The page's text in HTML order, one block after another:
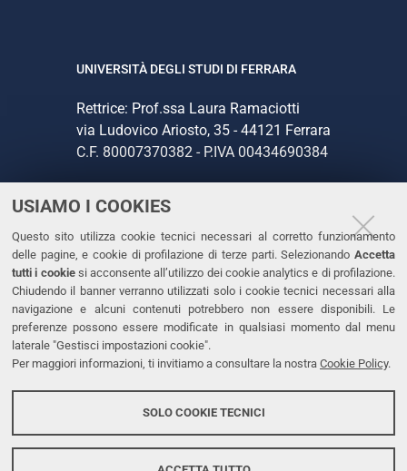
USIAMO I COOKIES
Questo sito utilizza cookie tecnici necessari al corretto funzionamento
delle pagine, e cookie di profilazione di terze parti. Selezionando Accetta
tutti i cookiesi acconsente all’utilizzo dei cookie analytics e di profilazione.
Chiudendo il banner verranno utilizzati solo i cookie tecnici necessari alla
navigazione e alcuni contenuti potrebbero non essere disponibili. Le
preferenze possono essere modificate in qualsiasi momento dal menu
laterale "Gestisci impostazioni cookie".
Per maggiori informazioni, ti invitiamo a consultare la nostra Cookie Policy.
SOLO COOKIE TECNICI
UNIVERSITÀ DEGLI STUDI DI FERRARA
Rettrice: Prof.ssa Laura Ramaciotti
via Ludovico Ariosto, 35 - 44121 Ferrara
C.F. 80007370382 - P.IVA 00434690384
CONTATTI
Tel. +39 0532 293111
Fax. +39 0532 293031
PEC
LINKS
Dichiarazione di accessibilità
Protezione dati personali